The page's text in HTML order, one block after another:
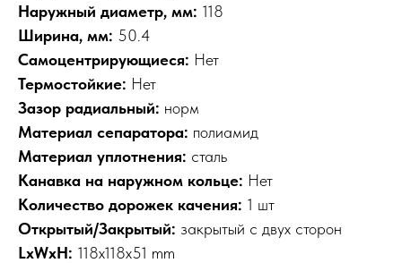
Наружный диаметр, мм: 118
Ширина, мм: 50.4
Самоцентрирующиеся: Нет
Термостойкие: Нет
Зазор радиальный: норм
Материал сепаратора: полиамид
Материал уплотнения: сталь
Канавка на наружном кольце: Нет
Количество дорожек качения: 1 шт
Открытый/Закрытый: закрытый с двух сторон
LxWxH: 118x118x51 mm